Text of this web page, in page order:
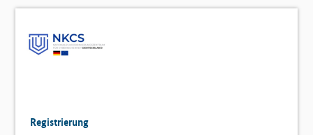
Registrierung